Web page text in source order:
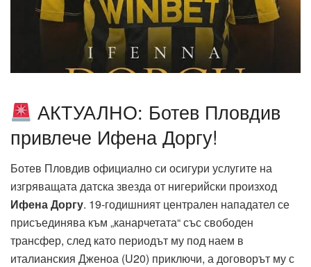
АКТУАЛНО: Ботев Пловдив
привлече Ифена Доргу!
Ботев Пловдив официално си осигури услугите на
изгряващата датска звезда от нигерийски произход
Ифена Доргу. 19-годишният централен нападател се
присъединява към „канарчетата“ със свободен
трансфер, след като периодът му под наем в
италианския Дженоа (U20) приключи, а договорът му с